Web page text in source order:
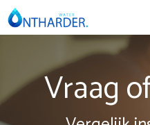
Spring
naar
Vraag